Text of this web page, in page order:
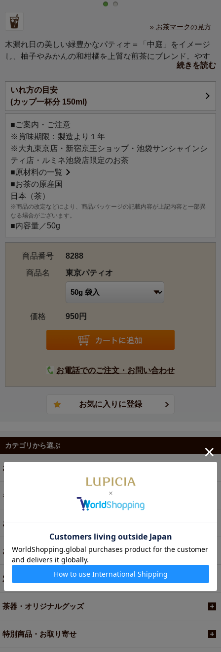
» お茶マークの見方
木漏れ日の美しい緑豊かなパティオ＝「中庭」をイメージ
し、柚子やみかんの和柑橘を上質な煎茶にブレンド。やす
らぎを与えてくれるみずみずしく爽やかな風味。
爽やかでみずみずしい柑橘の香りをまとわせた清々しさあ
ふれる煎茶のフレーバードティー。果樹で飾られた中庭を
イメージし、柚子、みかん、りんごを華やかにトッピング
しました。大都会・東京の中にある心地よい癒しの空間
で、リラックスするようにお楽しみください。和を感じさ
せる香りと上質な味わいは、大切な贈りものにも最適で
す。アイスティーにしても大変おいしくお召し上がりいた
だけます。
続きを読む
いれ方の目安
(カップ一杯分 150ml)
■ご案内・ご注意
※賞味期限：製造より１年
※大丸東京店・新宿京王ショップ・池袋サンシャインシ
ティ店・ルミネ池袋店限定のお茶
■原材料の一覧
■お茶の原産国
日本（茶）
※商品の改定などにより、商品パッケージの記載内容が上記内容と一部異
なる場合がございます。
■内容量／50g
商品番号
8288
商品名
東京パティオ
価格 950円
お電話でのご注文・お問い合わせ
カテゴリから選ぶ
お茶
ギフト
お菓子・食品・飲料
お買い得商品
定期便
茶器・オリジナルグッズ
特別商品・お取り寄せ